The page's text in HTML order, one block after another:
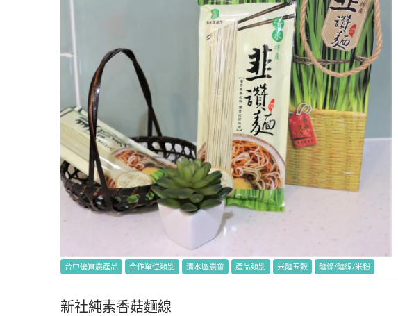
台中優質農產品 合作單位類別 清水區農會 產品類別 米麵五穀 麵條/麵線/米粉
新社純素香菇麵線